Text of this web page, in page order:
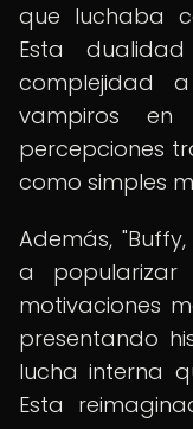
que luchaba
Esta
complejidad
vampiros
percepciones
como simples
Además,
a
motivaciones
presentando
lucha interna
Esta